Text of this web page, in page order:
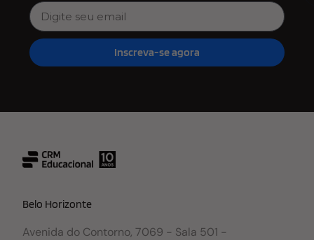
Inscreva-se agora
Belo Horizonte
Avenida do Contorno, 7069 - Sala 501 -